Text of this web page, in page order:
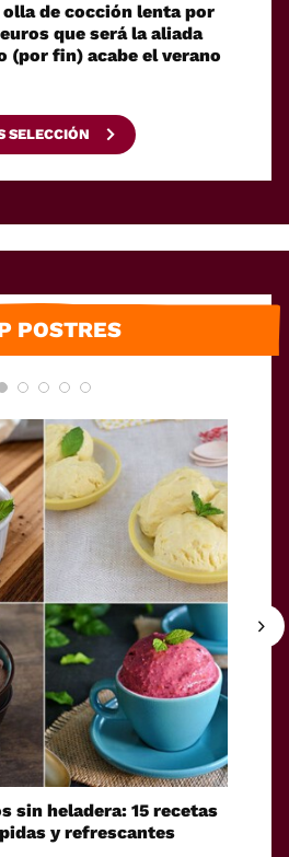
de cocción lenta por
que será la aliada
(por fin) acabe el verano
SELECCIÓN
POSTRES
sin heladera: 15 recetas
y refrescantes